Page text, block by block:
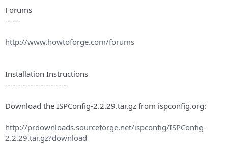
Forums
------
http://www.howtoforge.com/forums
Installation Instructions
-------------------------
Download the ISPConfig-2.2.29.tar.gz from ispconfig.org:
http://prdownloads.sourceforge.net/ispconfig/ISPConfig-
2.2.29.tar.gz?download